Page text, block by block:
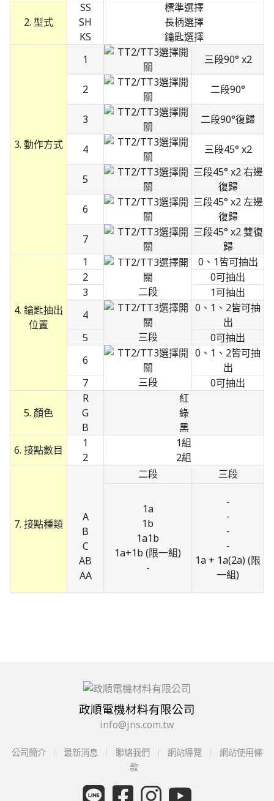
2. 型式
SS
SH
KS
標準選擇
長柄選擇
鑰匙選擇
3. 動作方式
1 三段90° x2
2 二段90°
3 二段90°復歸
4 三段45° x2
5
三段45° x2 右邊
復歸
6
三段45° x2 左邊
復歸
7
三段45° x2 雙復
歸
4. 鑰匙抽出
位置
1
二段
0、1皆可抽出
2
0可抽出
3
1可抽出
4
三段
0、1、2皆可抽
出
5
0可抽出
6
三段
0、1、2皆可抽
出
7
0可抽出
5. 顏色
R
G
B
紅
綠
黑
6. 接點數目
1
2
1組
2組
7. 接點種類
A
B
C
AB
AA
二段 三段
1a
1b
1a1b
1a+1b (限一組)
-
-
-
-
-
1a + 1a(2a) (限
一組)
政順電機材料有限公司
info@jns.com.tw
公司簡介 最新消息 聯絡我們 網站導覽
網站使用條
款